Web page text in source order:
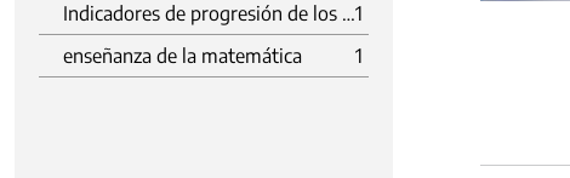
Indicadores de progresión de los aprendizajes prioritarios de matemática1
enseñanza de la matemática
1